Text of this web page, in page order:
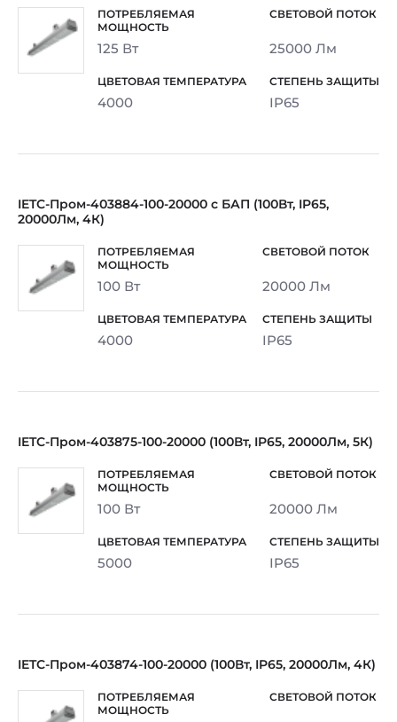
125 Вт 25000 Лм
4000 IP65
IETC-Пром-403884-100-20000 с БАП (100Вт, IP65,
20000Лм, 4К)
100 Вт 20000 Лм
4000 IP65
IETC-Пром-403875-100-20000 (100Вт, IP65, 20000Лм, 5К)
100 Вт 20000 Лм
5000 IP65
IETC-Пром-403874-100-20000 (100Вт, IP65, 20000Лм, 4К)